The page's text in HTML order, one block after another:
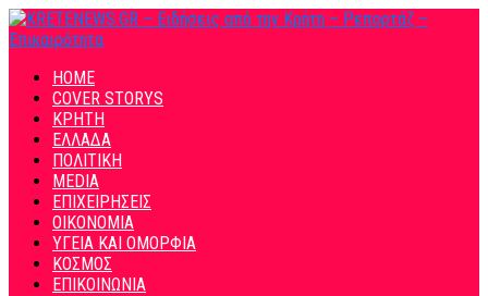
HOME
COVER STORYS
ΚΡΗΤΗ
ΕΛΛΑΔΑ
ΠΟΛΙΤΙΚΗ
MEDIA
ΕΠΙΧΕΙΡΗΣΕΙΣ
ΟΙΚΟΝΟΜΙΑ
ΥΓΕΙΑ ΚΑΙ ΟΜΟΡΦΙΑ
ΚΟΣΜΟΣ
ΕΠΙΚΟΙΝΩΝΙΑ